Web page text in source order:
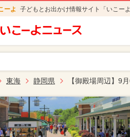
ーよ 子どもとお出かけ情報サイト「いこー
東海 静岡県 【御殿場周辺】9